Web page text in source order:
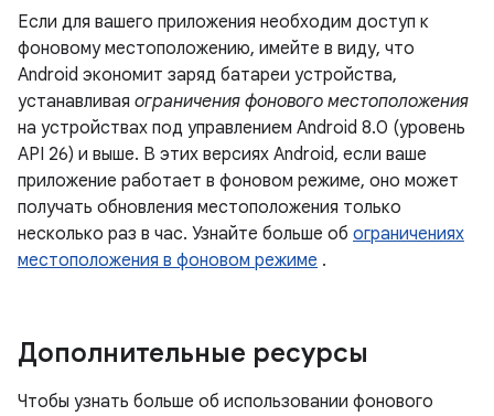
Если для вашего приложения необходим доступ к
фоновому местоположению, имейте в виду, что
Android экономит заряд батареи устройства,
устанавливая ограничения фонового местоположения
на устройствах под управлением Android 8.0 (уровень
API 26) и выше. В этих версиях Android, если ваше
приложение работает в фоновом режиме, оно может
получать обновления местоположения только
несколько раз в час. Узнайте больше об ограничениях
местоположения в фоновом режиме .
Дополнительные ресурсы
Чтобы узнать больше об использовании фонового